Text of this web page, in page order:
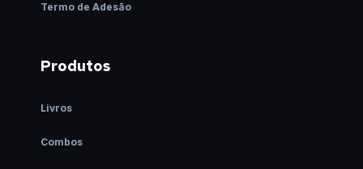
Termo de Adesão
Produtos
Livros
Combos